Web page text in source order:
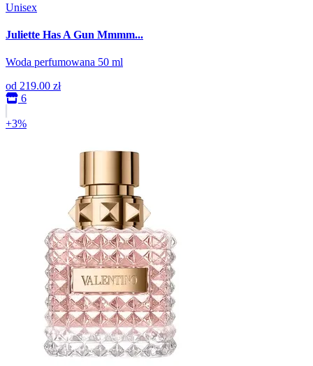
Unisex
Juliette Has A Gun Mmmm...
Woda perfumowana 50 ml
od 219.00 zł
6
+3%